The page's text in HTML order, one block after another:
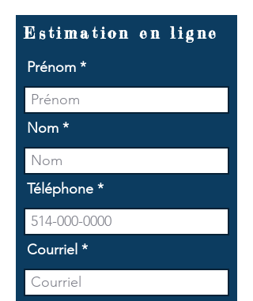
Estimation en ligne
Prénom
Nom
Téléphone
Courriel